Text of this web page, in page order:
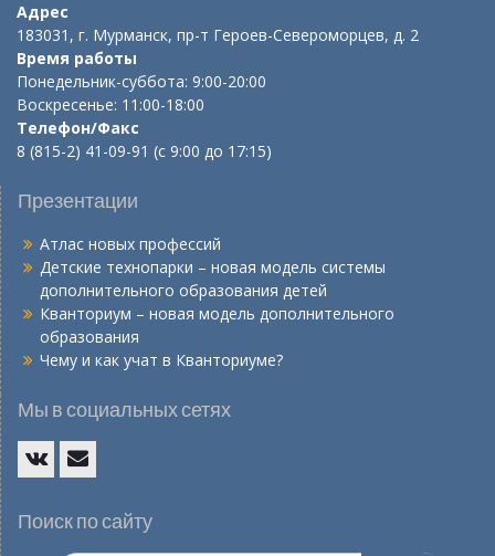
Адрес
183031, г. Мурманск, пр-т Героев-Североморцев, д. 2
Время работы
Понедельник-суббота: 9:00-20:00
Воскресенье: 11:00-18:00
Телефон/Факс
8 (815-2) 41-09-91 (с 9:00 до 17:15)
Презентации
Атлас новых профессий
Детские технопарки – новая модель системы
дополнительного образования детей
Кванториум – новая модель дополнительного
образования
Чему и как учат в Кванториуме?
Мы в социальных сетях
mail
Поиск по сайту